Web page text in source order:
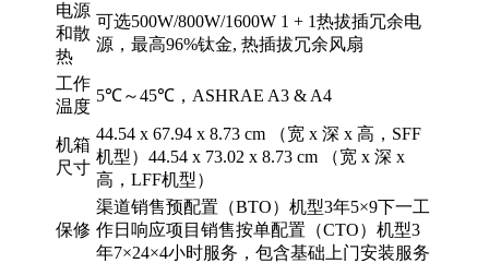
电源
和散
热
可选500W/800W/1600W 1 + 1热拔插冗余电
源，最高96%钛金, 热插拔冗余风扇
工作
温度
5℃～45℃，ASHRAE A3 & A4
机箱
尺寸
44.54 x 67.94 x 8.73 cm （宽 x 深 x 高，SFF
机型）44.54 x 73.02 x 8.73 cm （宽 x 深 x
高，LFF机型）
保修
渠道销售预配置（BTO）机型3年5×9下一工
作日响应项目销售按单配置（CTO）机型3
年7×24×4小时服务，包含基础上门安装服务